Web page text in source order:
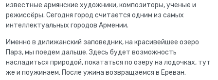
известные армянские художники, композиторы, ученые и
режиссёры. Сегодня город считается одним из самых
интеллектуальных городов Армении.
Именно в дилижанский заповедник, на красивейшее озеро
Парз, мы поедем дальше. Здесь будет возможность
насладиться природой, покататься по озеру на лодочках, тут
же и поужинаем. После ужина возвращаемся в Ереван.